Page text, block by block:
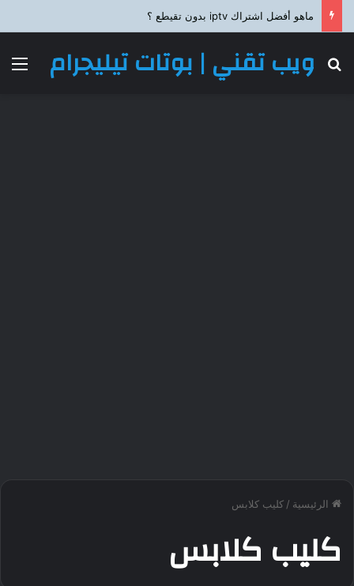
ماهو أفضل اشتراك iptv بدون تقيطع ؟
ويب تقني | بوتات تيليجرام
بحث عن
الرئيسية / كليب كلابس
كليب كلابس